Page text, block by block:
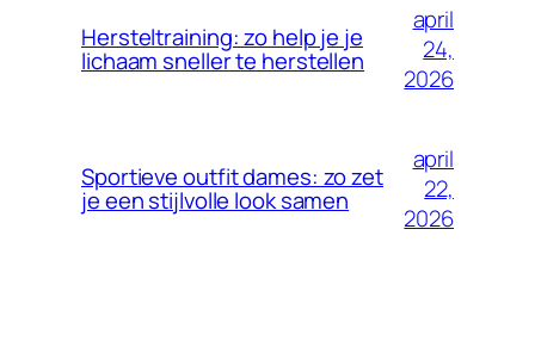
Hersteltraining: zo help je je
lichaam sneller te herstellen
april
24,
2026
Sportieve outfit dames: zo zet
je een stijlvolle look samen
april
22,
2026